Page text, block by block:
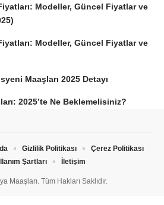
Modeller, Güncel Fiyatlar ve
Modeller, Güncel Fiyatlar ve
Maaşları 2025 Detayı
2025’te Ne Beklemelisiniz?
Maaşları. Tüm Hakları Saklıdır.
Gizlilik Politikası
Çerez Politikası
Şartları
İletişim